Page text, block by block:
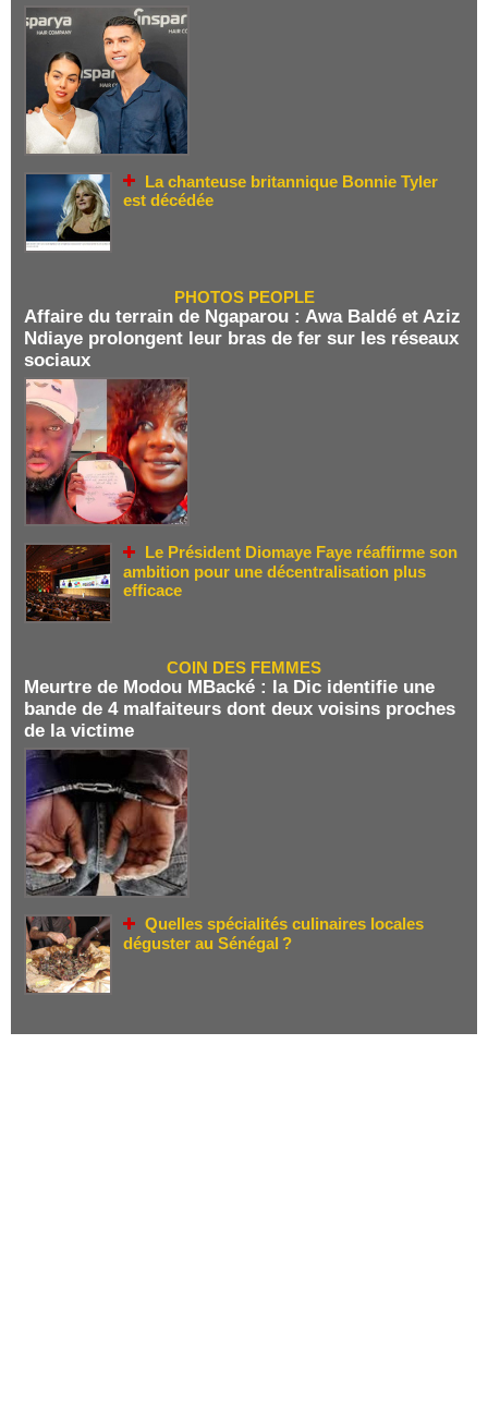
La chanteuse britannique Bonnie Tyler
est décédée
PHOTOS PEOPLE
Affaire du terrain de Ngaparou : Awa Baldé et Aziz
Ndiaye prolongent leur bras de fer sur les réseaux
sociaux
Le Président Diomaye Faye réaffirme son
ambition pour une décentralisation plus
efficace
COIN DES FEMMES
Meurtre de Modou MBacké : la Dic identifie une
bande de 4 malfaiteurs dont deux voisins proches
de la victime
Quelles spécialités culinaires locales
déguster au Sénégal ?